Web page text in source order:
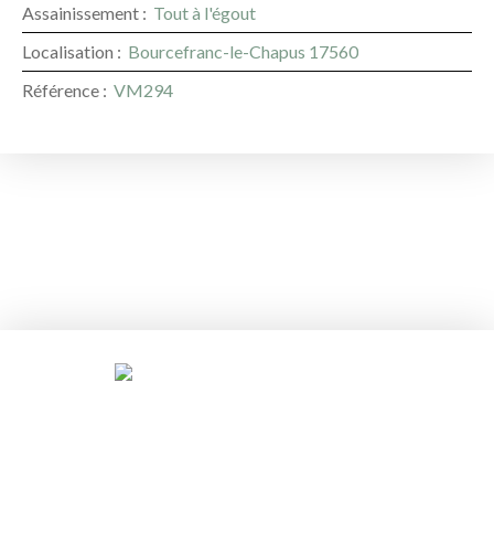
Assainissement : Tout à l'égout
Localisation : Bourcefranc-le-Chapus 17560
Référence : VM294